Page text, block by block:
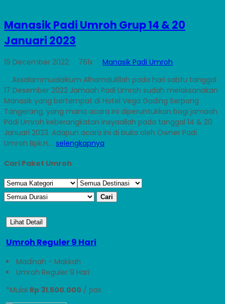
Manasik Padi Umroh Grup 14 & 20
Januari 2023
19 December 2022 761x
Manasik Padi Umroh
Assalammualaikum Alhamdulillah pada hari sabtu tanggal
17 Desember 2022 Jamaah Padi Umroh sudah melaksanakan
Manasik yang bertempat di Hotel Vega Gading Serpong
Tangerang, yang mana acara ini diperuntukkan bagi jamaah
Padi Umroh keberangkatan insyaallah pada tanggal 14 & 20
Januari 2023. Adapun acara ini di buka oleh Owner Padi
Umroh Bpk.H.... selengkapnya
Cari Paket Umroh
Cari
Lihat Detail
Umroh Reguler 9 Hari
Madinah - Makkah
Umroh Reguler 9 Hari
*Mulai Rp 31.500.000 / pax